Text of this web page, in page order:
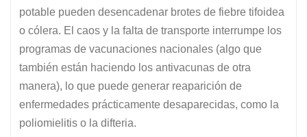
potable pueden desencadenar brotes de fiebre tifoidea
o cólera. El caos y la falta de transporte interrumpe los
programas de vacunaciones nacionales (algo que
también están haciendo los antivacunas de otra
manera), lo que puede generar reaparición de
enfermedades prácticamente desaparecidas, como la
poliomielitis o la difteria.